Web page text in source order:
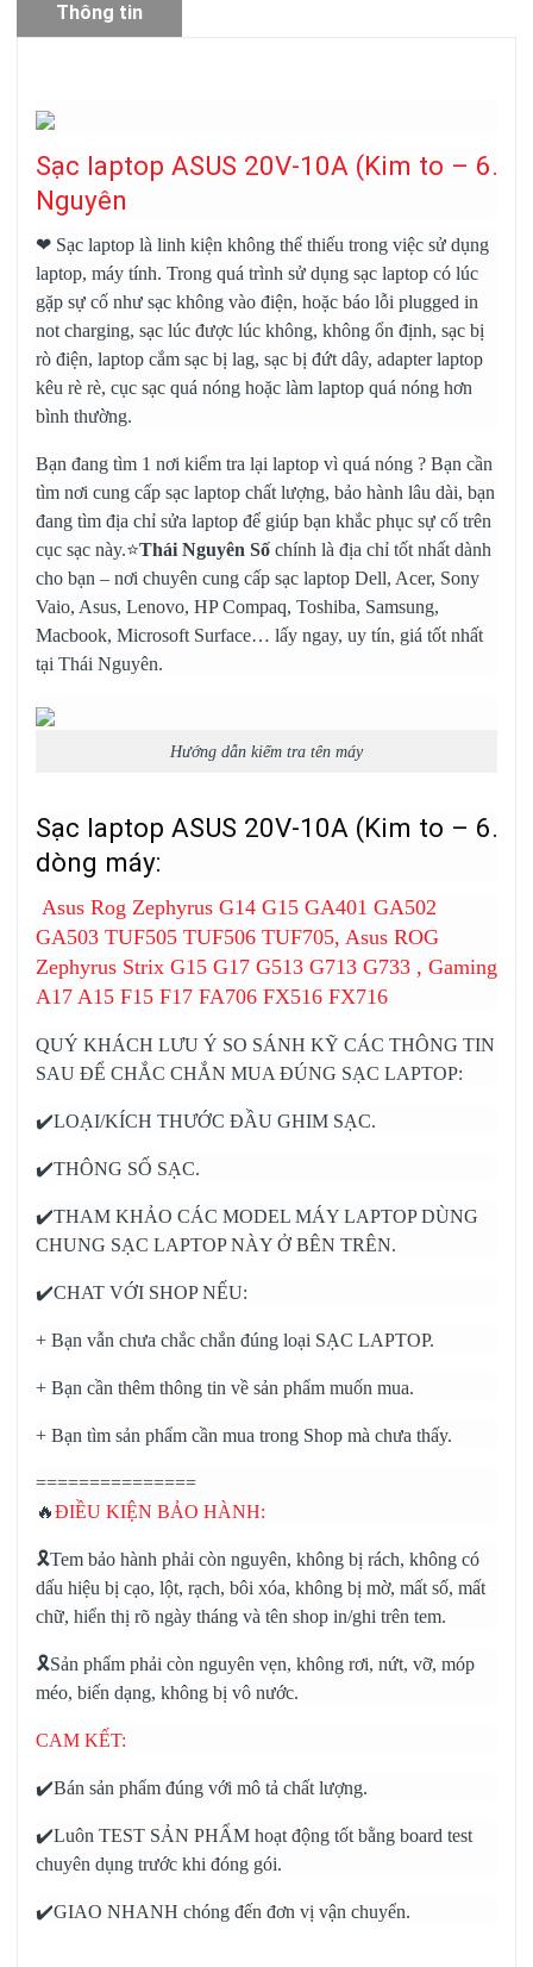
Thông tin
Sạc laptop ASUS 20V-10A (Kim to –
Nguyên
❤ Sạc laptop là linh kiện không thể thiếu trong việc sử dụng
laptop, máy tính. Trong quá trình sử dụng sạc laptop có lúc
gặp sự cố như sạc không vào điện, hoặc báo lỗi plugged in
not charging, sạc lúc được lúc không, không ổn định, sạc bị
rò điện, laptop cắm sạc bị lag, sạc bị đứt dây, adapter laptop
kêu rè rè, cục sạc quá nóng hoặc làm laptop quá nóng hơn
bình thường.
Bạn đang tìm 1 nơi kiểm tra lại laptop vì quá nóng ? Bạn cần
tìm nơi cung cấp sạc laptop chất lượng, bảo hành lâu dài, bạn
đang tìm địa chỉ sửa laptop để giúp bạn khắc phục sự cố trên
cục sạc này.⭐Thái Nguyên Số chính là địa chỉ tốt nhất dành
cho bạn – nơi chuyên cung cấp sạc laptop Dell, Acer, Sony
Vaio, Asus, Lenovo, HP Compaq, Toshiba, Samsung,
Macbook, Microsoft Surface… lấy ngay, uy tín, giá tốt nhất
tại Thái Nguyên.
Hướng dẫn kiếm tra tên máy
Sạc laptop ASUS 20V-10A (Kim to –
dòng máy:
Asus Rog Zephyrus G14 G15 GA401 GA502
GA503 TUF505 TUF506 TUF705, Asus ROG
Zephyrus Strix G15 G17 G513 G713 G733 , Gaming
A17 A15 F15 F17 FA706 FX516 FX716
QUÝ KHÁCH LƯU Ý SO SÁNH KỸ CÁC THÔNG TIN
SAU ĐỂ CHẮC CHẮN MUA ĐÚNG SẠC LAPTOP:
✔️LOẠI/KÍCH THƯỚC ĐẦU GHIM SẠC.
✔️THÔNG SỐ SẠC.
✔️THAM KHẢO CÁC MODEL MÁY LAPTOP DÙNG
CHUNG SẠC LAPTOP NÀY Ở BÊN TRÊN.
✔️CHAT VỚI SHOP NẾU:
+ Bạn vẫn chưa chắc chắn đúng loại SẠC LAPTOP.
+ Bạn cần thêm thông tin về sản phẩm muốn mua.
+ Bạn tìm sản phẩm cần mua trong Shop mà chưa thấy.
===============
🔥ĐIỀU KIỆN BẢO HÀNH:
🎗️Tem bảo hành phải còn nguyên, không bị rách, không có
dấu hiệu bị cạo, lột, rạch, bôi xóa, không bị mờ, mất số, mất
chữ, hiển thị rõ ngày tháng và tên shop in/ghi trên tem.
🎗️Sản phẩm phải còn nguyên vẹn, không rơi, nứt, vỡ, móp
méo, biến dạng, không bị vô nước.
CAM KẾT:
✔️Bán sản phẩm đúng với mô tả chất lượng.
✔️Luôn TEST SẢN PHẨM hoạt động tốt bằng board test
chuyên dụng trước khi đóng gói.
✔️GIAO NHANH chóng đến đơn vị vận chuyển.